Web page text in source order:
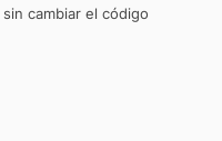
cambiar el código